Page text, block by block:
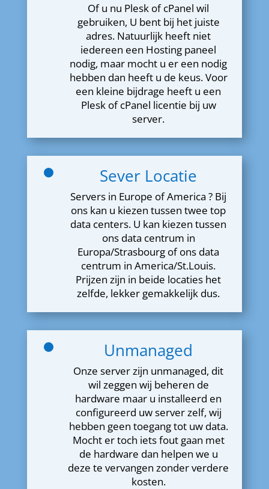
Of u nu Plesk of cPanel wil
gebruiken, U bent bij het juiste
adres. Natuurlijk heeft niet
iedereen een Hosting paneel
nodig, maar mocht u er een nodig
hebben dan heeft u de keus. Voor
een kleine bijdrage heeft u een
Plesk of cPanel licentie bij uw
server.
Sever Locatie
Servers in Europe of America ? Bij
ons kan u kiezen tussen twee top
data centers. U kan kiezen tussen
ons data centrum in
Europa/Strasbourg of ons data
centrum in America/St.Louis.
Prijzen zijn in beide locaties het
zelfde, lekker gemakkelijk dus.
Unmanaged
Onze server zijn unmanaged, dit
wil zeggen wij beheren de
hardware maar u installeerd en
configureerd uw server zelf, wij
hebben geen toegang tot uw data.
Mocht er toch iets fout gaan met
de hardware dan helpen we u
deze te vervangen zonder verdere
kosten.